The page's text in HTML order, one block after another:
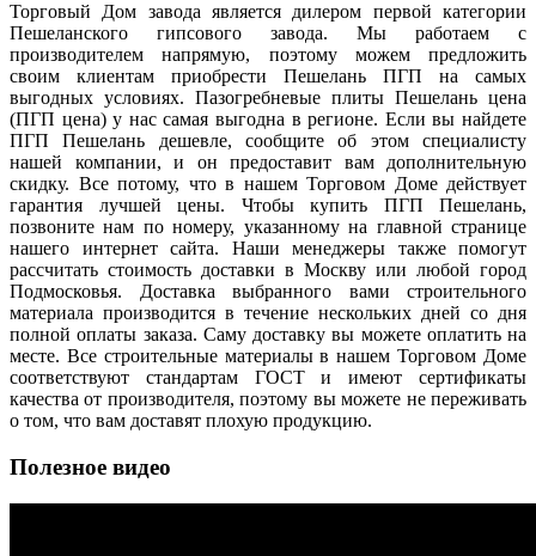
Торговый Дом завода является дилером первой категории
Пешеланского гипсового завода. Мы работаем с
производителем напрямую, поэтому можем предложить
своим клиентам приобрести Пешелань ПГП на самых
выгодных условиях. Пазогребневые плиты Пешелань цена
(ПГП цена) у нас самая выгодна в регионе. Если вы найдете
ПГП Пешелань дешевле, сообщите об этом специалисту
нашей компании, и он предоставит вам дополнительную
скидку. Все потому, что в нашем Торговом Доме действует
гарантия лучшей цены. Чтобы купить ПГП Пешелань,
позвоните нам по номеру, указанному на главной странице
нашего интернет сайта. Наши менеджеры также помогут
рассчитать стоимость доставки в Москву или любой город
Подмосковья. Доставка выбранного вами строительного
материала производится в течение нескольких дней со дня
полной оплаты заказа. Саму доставку вы можете оплатить на
месте. Все строительные материалы в нашем Торговом Доме
соответствуют стандартам ГОСТ и имеют сертификаты
качества от производителя, поэтому вы можете не переживать
о том, что вам доставят плохую продукцию.
Полезное видео